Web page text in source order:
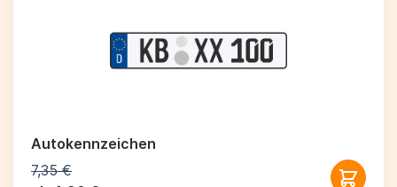
Autokennzeichen
7,35 €